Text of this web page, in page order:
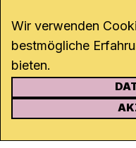
KONTAKT
Wir verwenden
bestmögliche
bieten.